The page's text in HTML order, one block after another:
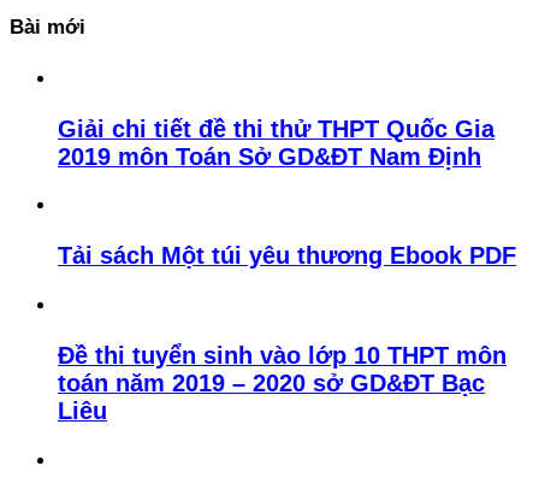
Bài mới
Giải chi tiết đề thi thử THPT Quốc Gia
2019 môn Toán Sở GD&ĐT Nam Định
Tải sách Một túi yêu thương Ebook PDF
Đề thi tuyển sinh vào lớp 10 THPT môn
toán năm 2019 – 2020 sở GD&ĐT Bạc
Liêu